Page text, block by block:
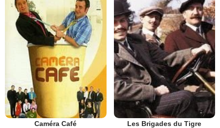
Caméra Café Les Brigades du Tigre